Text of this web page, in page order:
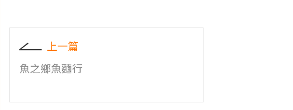
上一篇
魚之鄉魚麵行